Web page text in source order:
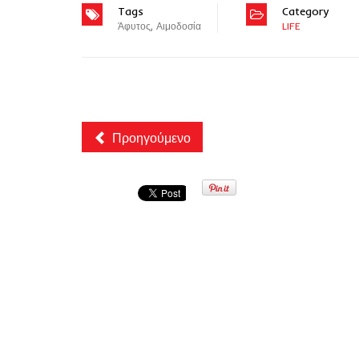
Tags
Άφυτος, Αιμοδοσία
Category
LIFE
Προηγούμενο